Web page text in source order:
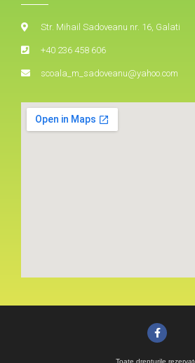
Str. Mihail Sadoveanu nr. 16, Galati
+40 236 458 606
scoala_m_sadoveanu@yahoo.com
Toate drepturile